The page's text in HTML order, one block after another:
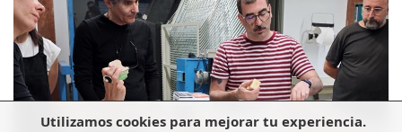
Utilizamos cookies para mejorar tu experiencia.